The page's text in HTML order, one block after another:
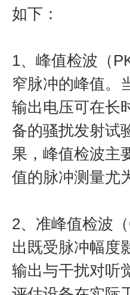
如下：
1、峰值检波（
窄脉冲的峰值。
输出电压可在长
备的骚扰发射试
果，峰值检波主
值的脉冲测量尤
2、准峰值检波
出既受脉冲幅度
输出与干扰对听